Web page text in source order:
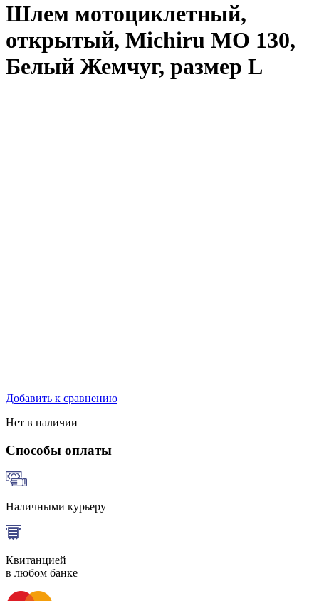
Шлем мотоциклетный,
открытый, Michiru MO 130,
Белый Жемчуг, размер L
Добавить к сравнению
Нет в наличии
Способы оплаты
Наличными курьеру
Квитанцией
в любом банке